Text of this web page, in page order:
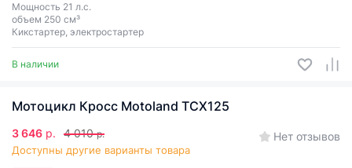
Мощность 21 л.с.
объем 250 см³
Кикстартер, электростартер
В наличии
Мотоцикл Кросс Motoland TCX125
3 646 р. 4 010 р.
Доступны другие варианты товара
Нет отзывов